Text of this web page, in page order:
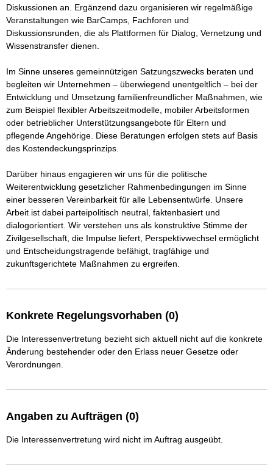
Diskussionen an. Ergänzend dazu organisieren wir regelmäßige
Veranstaltungen wie BarCamps, Fachforen und
Diskussionsrunden, die als Plattformen für Dialog, Vernetzung und
Wissenstransfer dienen.
Im Sinne unseres gemeinnützigen Satzungszwecks beraten und
begleiten wir Unternehmen – überwiegend unentgeltlich – bei der
Entwicklung und Umsetzung familienfreundlicher Maßnahmen, wie
zum Beispiel flexibler Arbeitszeitmodelle, mobiler Arbeitsformen
oder betrieblicher Unterstützungsangebote für Eltern und
pflegende Angehörige. Diese Beratungen erfolgen stets auf Basis
des Kostendeckungsprinzips.
Darüber hinaus engagieren wir uns für die politische
Weiterentwicklung gesetzlicher Rahmenbedingungen im Sinne
einer besseren Vereinbarkeit für alle Lebensentwürfe. Unsere
Arbeit ist dabei parteipolitisch neutral, faktenbasiert und
dialogorientiert. Wir verstehen uns als konstruktive Stimme der
Zivilgesellschaft, die Impulse liefert, Perspektivwechsel ermöglicht
und Entscheidungstragende befähigt, tragfähige und
zukunftsgerichtete Maßnahmen zu ergreifen.
Konkrete Regelungsvorhaben (0)
Die Interessenvertretung bezieht sich aktuell nicht auf die konkrete
Änderung bestehender oder den Erlass neuer Gesetze oder
Verordnungen.
Angaben zu Aufträgen (0)
Die Interessenvertretung wird nicht im Auftrag ausgeübt.